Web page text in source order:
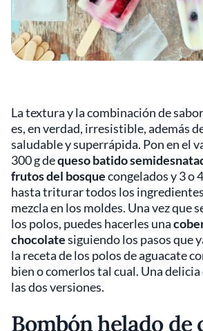
La textura y la combinación de
es, en verdad, irresistible, además
saludable y superrápida. Pon en el
300 g dequeso batido
frutos del bosquecongelados y 3 o 4
hasta triturar todos los
mezcla en los moldes. Una vez que
los polos, puedes hacerles una
chocolatesiguiendo los pasos que
la receta de los polos de aguacate
bien o comerlos tal cual. Una
las dos versiones.
Bombón helado de